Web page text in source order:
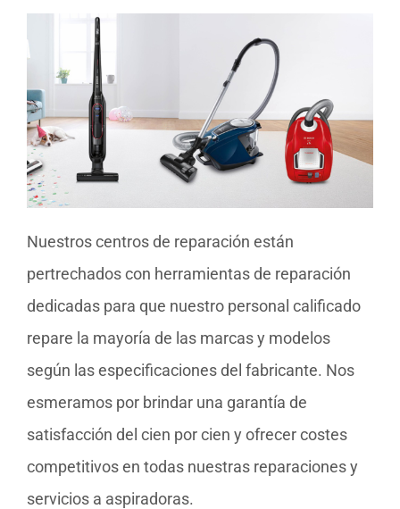
Nuestros centros de reparación están
pertrechados con herramientas de reparación
dedicadas para que nuestro personal calificado
repare la mayoría de las marcas y modelos
según las especificaciones del fabricante. Nos
esmeramos por brindar una garantía de
satisfacción del cien por cien y ofrecer costes
competitivos en todas nuestras reparaciones y
servicios a aspiradoras.